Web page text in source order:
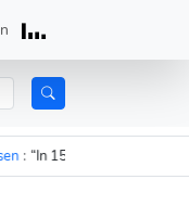
“In 15 Minuten sind die